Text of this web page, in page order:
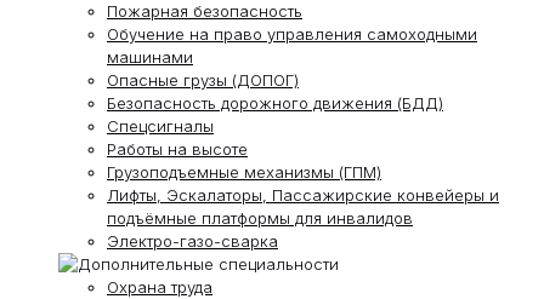
Пожарная безопасность
Обучение на право управления самоходными
машинами
Опасные грузы (ДОПОГ)
Безопасность дорожного движения (БДД)
Спецсигналы
Работы на высоте
Грузоподъемные механизмы (ГПМ)
Лифты, Эскалаторы, Пассажирские конвейеры и
подъёмные платформы для инвалидов
Электро-газо-сварка
Охрана труда